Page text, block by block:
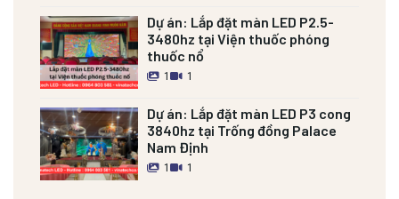
Dự án: Lắp đặt màn LED P2.5-
3480hz tại Viện thuốc phóng
thuốc nổ
1 1
Dự án: Lắp đặt màn LED P3 cong
3840hz tại Trống đồng Palace
Nam Định
1 1